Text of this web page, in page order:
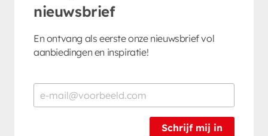
nieuwsbrief
En ontvang als eerste onze nieuwsbrief vol
aanbiedingen en inspiratie!
Schrijf mij in